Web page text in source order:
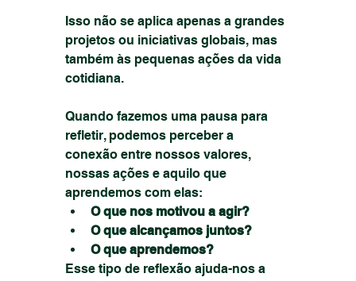
Isso não se aplica apenas a grandes
projetos ou iniciativas globais, mas
também às pequenas ações da vida
cotidiana.
Quando fazemos uma pausa para
refletir, podemos perceber a
conexão entre nossos valores,
nossas ações e aquilo que
aprendemos com elas:
O que nos motivou a agir?
O que alcançamos juntos?
O que aprendemos?
Esse tipo de reflexão ajuda-nos a